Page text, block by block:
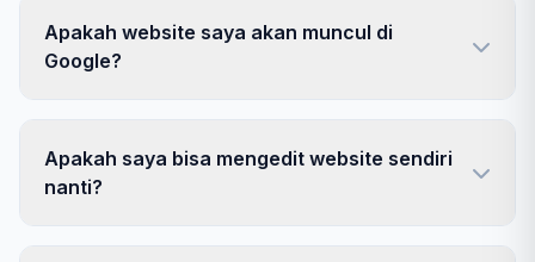
Apakah website saya akan muncul di
Google?
Apakah saya bisa mengedit website sendiri
nanti?